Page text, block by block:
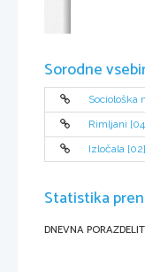
Sorodne
Sociološka
Rimljani
Izločala
Statistika
DNEVNA